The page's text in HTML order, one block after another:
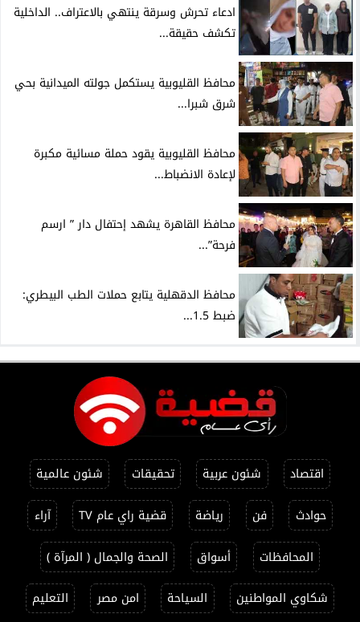
ادعاء تحرش وسرقة ينتهي بالاعتراف.. الداخلية
تكشف حقيقة...
محافظ القليوبية يستكمل جولته الميدانية بحي
شرق شبرا...
محافظ القليوبية يقود حملة مسائية مكبرة
لإعادة الانضباط...
محافظ القاهرة يشهد إحتفال دار ” ارسم
فرحة”...
محافظ الدقهلية يتابع حملات الطب البيطري:
ضبط 1.5...
اقتصاد شئون عربية تحقيقات
شئون عالمية
حوادث
فن رياضة قضية راي عام TV
آراء
المحافظات
أسواق
الصحة والجمال ( المرآة )
شكاوي المواطنين
السياحة امن مصر التعليم